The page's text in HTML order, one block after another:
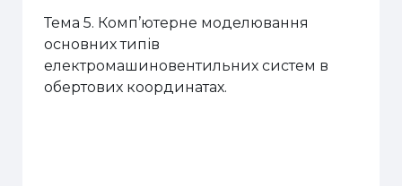
Тема 5. Комп’ютерне моделювання
основних типів
електромашиновентильних систем в
обертових координатах.